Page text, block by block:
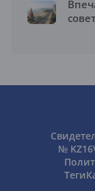
№
Теги